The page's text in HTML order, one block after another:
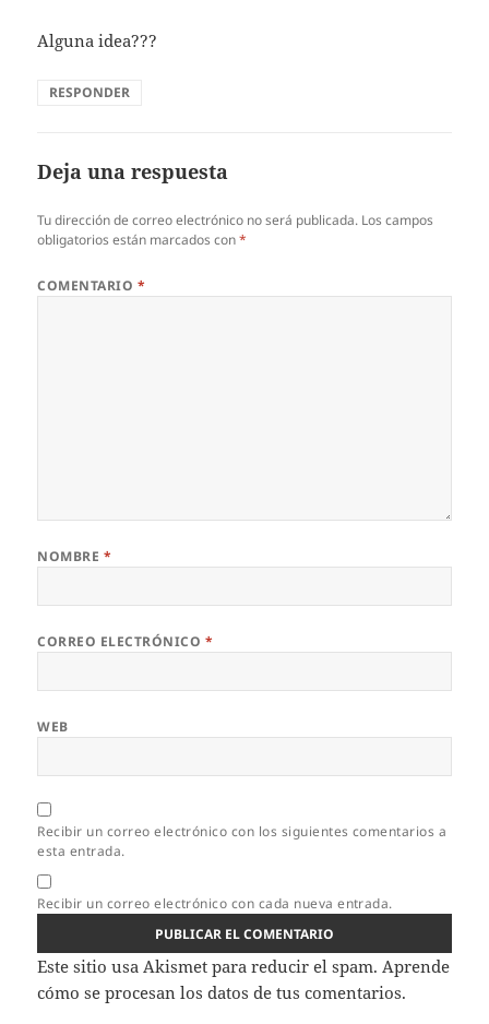
Alguna idea???
RESPONDER
Deja una respuesta
Tu dirección de correo electrónico no será publicada. Los campos
obligatorios están marcados con*
COMENTARIO *
NOMBRE *
CORREO ELECTRÓNICO *
WEB
Recibir un correo electrónico con los siguientes comentarios a
esta entrada.
Recibir un correo electrónico con cada nueva entrada.
Este sitio usa Akismet para reducir el spam.Aprende
cómo se procesan los datos de tus comentarios.